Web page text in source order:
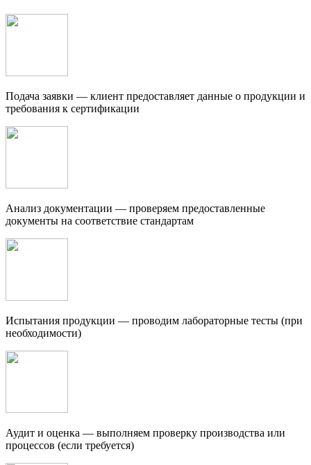
Подача заявки — клиент предоставляет данные о продукции и
требования к сертификации
Анализ документации — проверяем предоставленные
документы на соответствие стандартам
Испытания продукции — проводим лабораторные тесты (при
необходимости)
Аудит и оценка — выполняем проверку производства или
процессов (если требуется)